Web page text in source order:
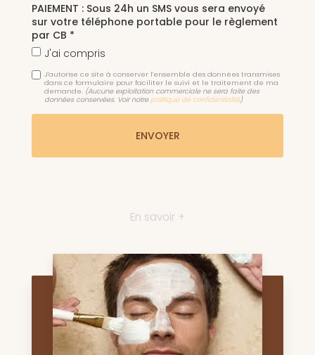
PAIEMENT : Sous 24h un SMS vous sera envoyé
sur votre téléphone portable pour le règlement
par CB *
J'ai compris
J'autorise ce site à conserver l'ensemble des données transmises
dans ce formulaire pour faciliter le suivi et le traitement de ma
demande. (Aucune exploitation commerciale ne sera faite des
données conservées. Voir notre politique de confidentialité)
En savoir +